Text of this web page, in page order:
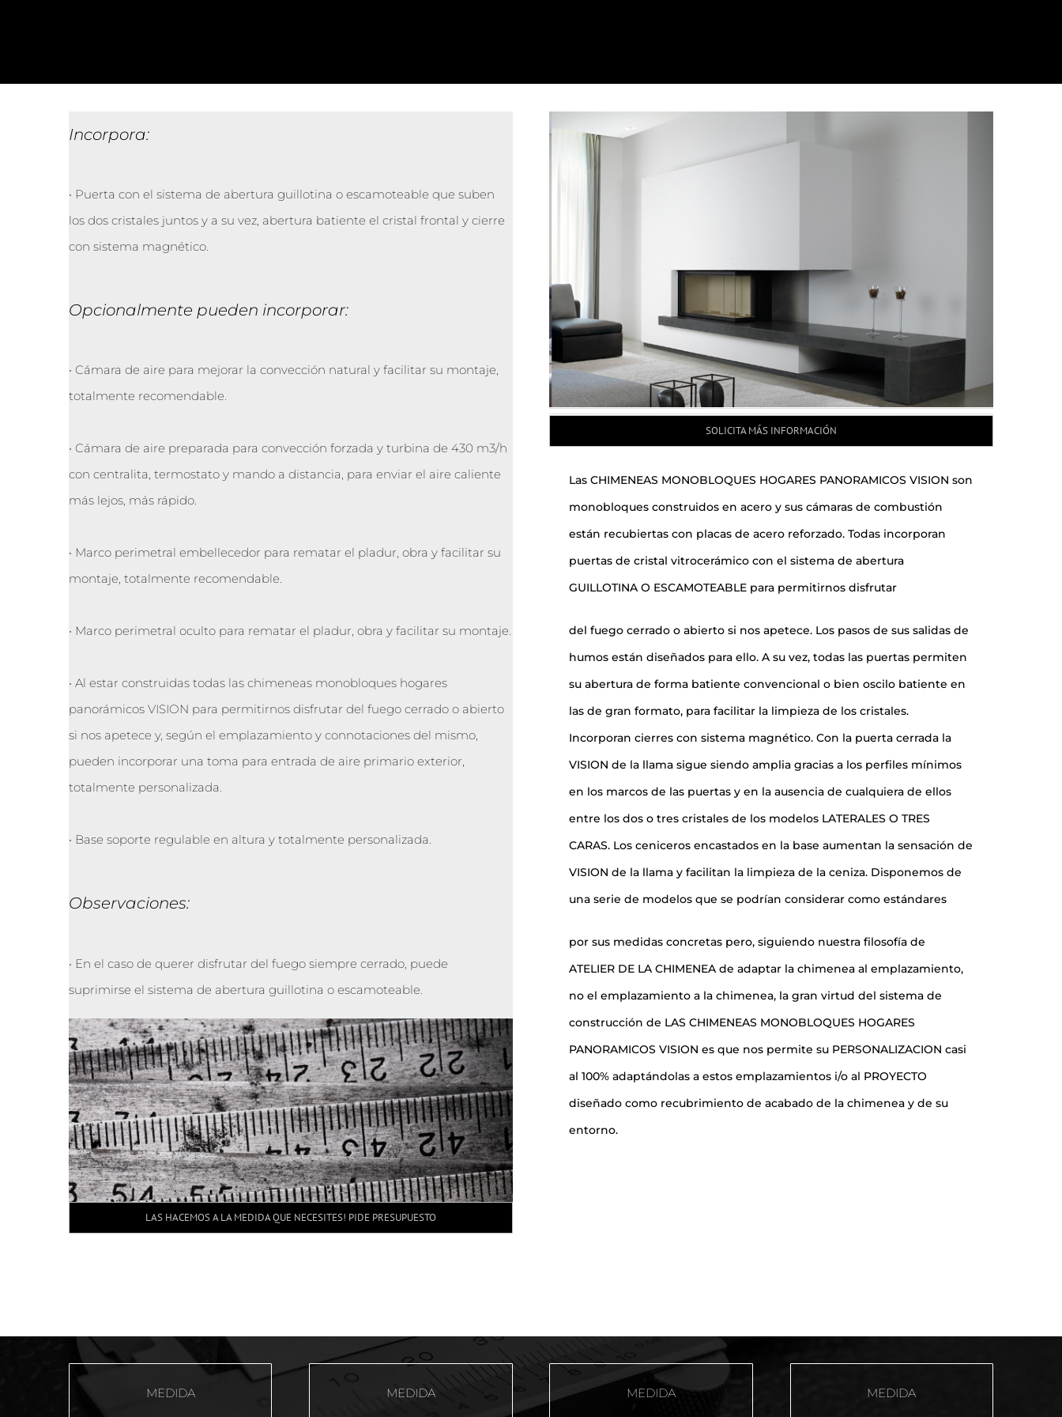
Incorpora:
• Puerta con el sistema de abertura guillotina o escamoteable que suben
los dos cristales juntos y a su vez, abertura batiente el cristal frontal y cierre
con sistema magnético.
Opcionalmente pueden incorporar:
• Cámara de aire para mejorar la convección natural y facilitar su montaje,
totalmente recomendable.
• Cámara de aire preparada para convección forzada y turbina de 430 m3/h
con centralita, termostato y mando a distancia, para enviar el aire caliente
más lejos, más rápido.
• Marco perimetral embellecedor para rematar el pladur, obra y facilitar su
montaje, totalmente recomendable.
• Marco perimetral oculto para rematar el pladur, obra y facilitar su montaje.
• Al estar construidas todas las chimeneas monobloques hogares
panorámicos VISION para permitirnos disfrutar del fuego cerrado o abierto
si nos apetece y, según el emplazamiento y connotaciones del mismo,
pueden incorporar una toma para entrada de aire primario exterior,
totalmente personalizada.
• Base soporte regulable en altura y totalmente personalizada.
Observaciones:
• En el caso de querer disfrutar del fuego siempre cerrado, puede
suprimirse el sistema de abertura guillotina o escamoteable.
LAS HACEMOS A LA MEDIDA QUE NECESITES! PIDE PRESUPUESTO
SOLICITA MÁS INFORMACIÓN
Las CHIMENEAS MONOBLOQUES HOGARES PANORAMICOS VISION son
monobloques construidos en acero y sus cámaras de combustión
están recubiertas con placas de acero reforzado. Todas incorporan
puertas de cristal vitrocerámico con el sistema de abertura
GUILLOTINA O ESCAMOTEABLE para permitirnos disfrutar
del fuego cerrado o abierto si nos apetece. Los pasos de sus salidas de
humos están diseñados para ello. A su vez, todas las puertas permiten
su abertura de forma batiente convencional o bien oscilo batiente en
las de gran formato, para facilitar la limpieza de los cristales.
Incorporan cierres con sistema magnético. Con la puerta cerrada la
VISION de la llama sigue siendo amplia gracias a los perfiles mínimos
en los marcos de las puertas y en la ausencia de cualquiera de ellos
entre los dos o tres cristales de los modelos LATERALES O TRES
CARAS. Los ceniceros encastados en la base aumentan la sensación de
VISION de la llama y facilitan la limpieza de la ceniza. Disponemos de
una serie de modelos que se podrían considerar como estándares
por sus medidas concretas pero, siguiendo nuestra filosofía de
ATELIER DE LA CHIMENEA de adaptar la chimenea al emplazamiento,
no el emplazamiento a la chimenea, la gran virtud del sistema de
construcción de LAS CHIMENEAS MONOBLOQUES HOGARES
PANORAMICOS VISION es que nos permite su PERSONALIZACION casi
al 100% adaptándolas a estos emplazamientos i/o al PROYECTO
diseñado como recubrimiento de acabado de la chimenea y de su
entorno.
MEDIDA MEDIDA MEDIDA MEDIDA